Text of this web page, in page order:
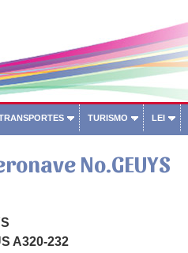
TURISMO LEI
No.GEUYS
A320-232